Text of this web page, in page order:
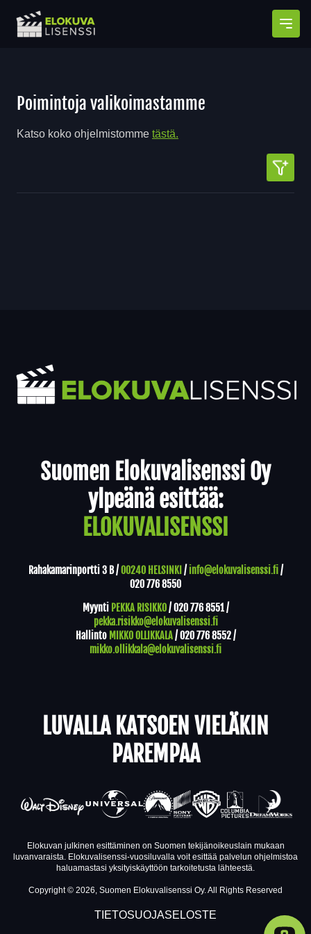
Poimintoja valikoimastamme
Katso koko ohjelmistomme tästä.
Suomen Elokuvalisenssi Oy
ylpeänä esittää:
ELOKUVALISENSSI
Rahakamarinportti 3 B /00240 HELSINKI / info@elokuvalisenssi.fi/
020 776 8550
Myynti PEKKA RISIKKO/020 776 8551/
pekka.risikko@elokuvalisenssi.fi
Hallinto MIKKO OLLIKKALA/020 776 8552/
mikko.ollikkala@elokuvalisenssi.fi
LUVALLA KATSOEN VIELÄKIN
PAREMPAA
Elokuvan julkinen esittäminen on Suomen tekijänoikeuslain mukaan
luvanvaraista. Elokuvalisenssi-vuosiluvalla voit esittää palvelun ohjelmistoa
haluamastasi yksityiskäyttöön tarkoitetusta lähteestä.
Copyright © 2026, Suomen Elokuvalisenssi Oy. All Rights Reserved
TIETOSUOJASELOSTE